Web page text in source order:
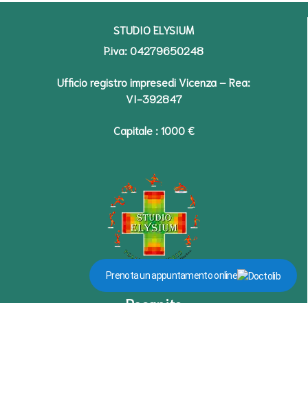
STUDIO ELYSIUM
P.iva: 04279650248
Ufficio registro impresedi Vicenza – Rea:
VI-392847
Capitale : 1000 €
Prenota un appuntamento online
Recapito